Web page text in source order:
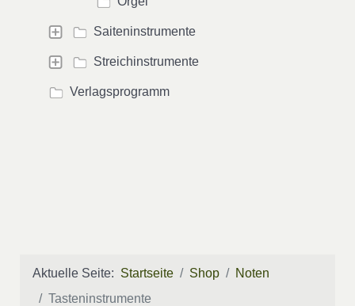
Saiteninstrumente
Streichinstrumente
Verlagsprogramm
Aktuelle Seite: Startseite Shop
Noten
Tasteninstrumente